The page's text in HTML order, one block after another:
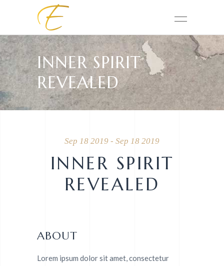
INNER SPIRIT
REVEALED
Sep 18 2019 - Sep 18 2019
INNER SPIRIT
REVEALED
ABOUT
Lorem ipsum dolor sit amet, consectetur